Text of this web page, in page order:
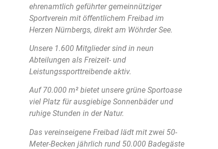
ehrenamtlich geführter gemeinnütziger
Sportverein mit öffentlichem Freibad im
Herzen Nürnbergs, direkt am Wöhrder See.
Unsere 1.600 Mitglieder sind in neun
Abteilungen als Freizeit- und
Leistungssporttreibende aktiv.
Auf 70.000 m² bietet unsere grüne Sportoase
viel Platz für ausgiebige Sonnenbäder und
ruhige Stunden in der Natur.
Das vereinseigene Freibad lädt mit zwei 50-
Meter-Becken jährlich rund 50.000 Badegäste